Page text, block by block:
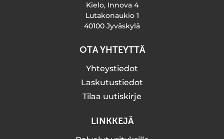
Kielo, Innova 4
Lutakonaukio 1
40100 Jyväskylä
OTA YHTEYTTÄ
Yhteystiedot
Laskutustiedot
Tilaa uutiskirje
LINKKEJÄ